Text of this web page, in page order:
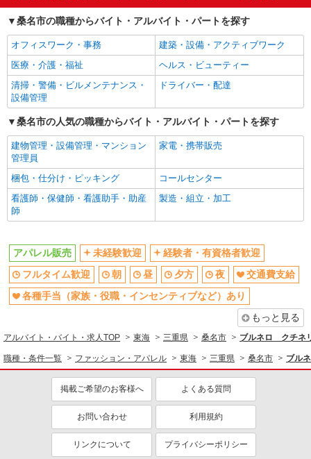
＊交通費は最大15,000円／月まで支給
キープ 詳細を見る
正社員
トッズ
セールスアソシエイト（販売員）
正社員：年俸制3,000,000円〜（12分割で毎月
支給／月額250,000円〜） ※経験、能力を考慮し
三重県桑名市長島町浦安368 三井アウトレット
パーク ジャズドリーム長島
キープ 詳細を見る
アルバイト
契約社員：時給1,300円 週20時間以上勤務
（社会保険加入） アルバイト・パート：時給
1,100円 週20時間未満勤務
三重県桑名市長島町浦安368 三井アウトレッ
トパーク ジャズドリーム長島
キープ 詳細を見る
アルバイト パート
アパレル販売スタッフ
アルバイト・パート： レギュラー／時給1,200
円 学生／時給1,100円 ※経験・能力により優遇し
ます。三重県桑名市長島町浦安368 三井アウトレット
パーク ジャズドリーム長島
桑名市の職種からバイト・アルバイト・パートを探す
オフィスワーク・事務
建築・設備・アクティブワーク
医療・介護・福祉
ヘルス・ビューティー
清掃・警備・ビルメンテナンス・
設備管理
ドライバー・配達
桑名市の人気の職種からバイト・アルバイト・パートを探す
建物管理・設備管理・マンション
管理員
家電・携帯販売
梱包・仕分け・ピッキング
コールセンター
看護師・保健師・看護助手・助産
師
製造・組立・加工
アパレル販売 未経験歓迎
経験者・有資格者歓迎
フルタイム歓迎
朝 昼 夕方 夜
交通費支給
各種手当（家族・役職・インセンティブなど）あり
もっと見る
アルバイト・バイト・求人TOP 東海 三重県 桑名市 ブルネロ クチネ
職種・条件一覧 ファッション・アパレル 東海 三重県 桑名市 ブル
掲載ご希望のお客様へ よくある質問
お問い合わせ 利用規約
リンクについて プライバシーポリシー